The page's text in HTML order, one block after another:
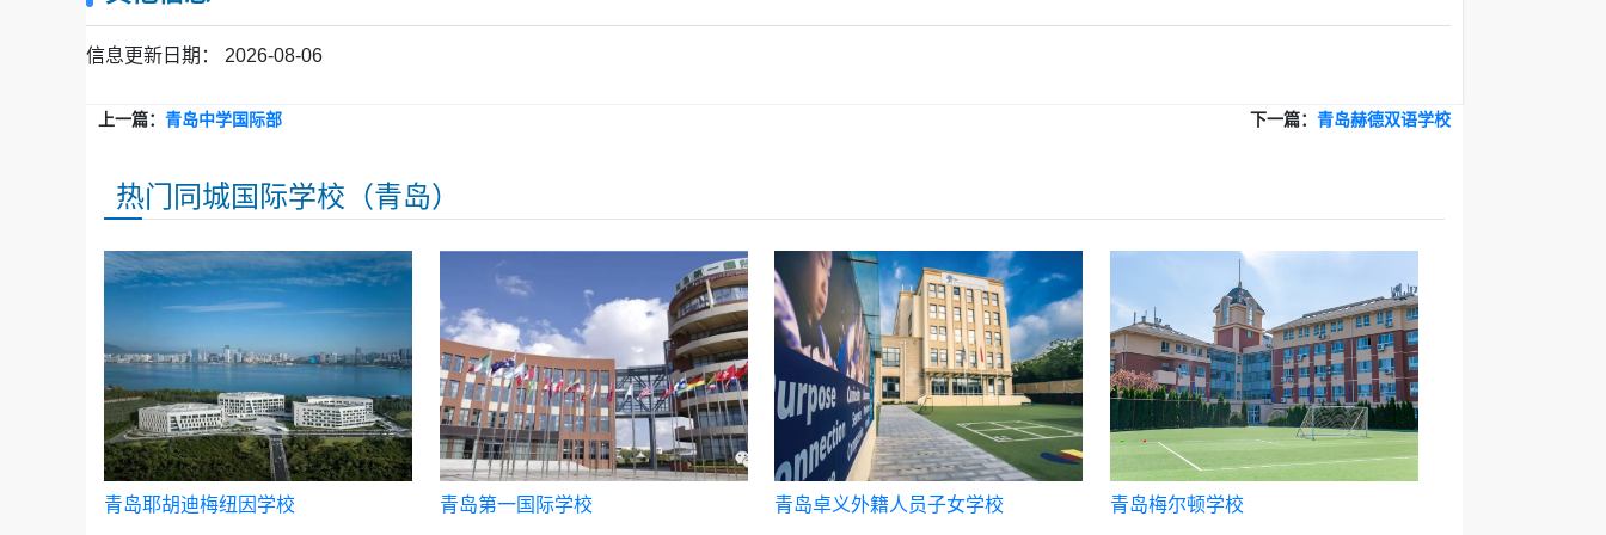
信息更新日期： 2026-08-06
上一篇： 青岛中学国际部 下一篇： 青岛赫德双语学校
热门同城国际学校（青岛）
青岛耶胡迪梅纽因学校 青岛第一国际学校 青岛卓义外籍人员子女学校 青岛梅尔顿学校